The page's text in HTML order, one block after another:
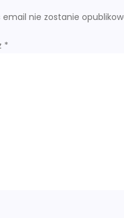
email nie zostanie
*